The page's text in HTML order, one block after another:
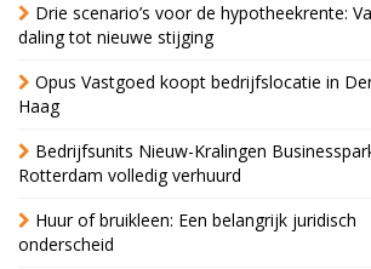
Drie scenario’s voor de hypotheekrente:
daling tot nieuwe stijging
Opus Vastgoed koopt bedrijfslocatie in
Haag
Bedrijfsunits Nieuw-Kralingen
Rotterdam volledig verhuurd
Huur of bruikleen: Een belangrijk juridisch
onderscheid